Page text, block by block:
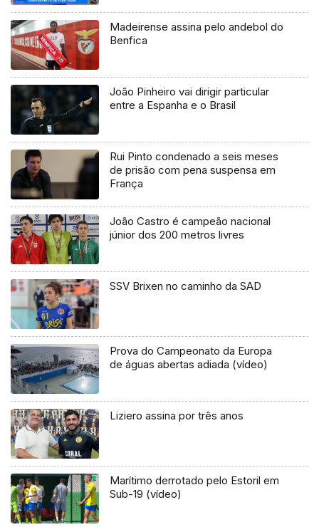
Madeirense assina pelo andebol do
Benfica
João Pinheiro vai dirigir particular
entre a Espanha e o Brasil
Rui Pinto condenado a seis meses
de prisão com pena suspensa em
França
João Castro é campeão nacional
júnior dos 200 metros livres
SSV Brixen no caminho da SAD
Prova do Campeonato da Europa
de águas abertas adiada (vídeo)
Liziero assina por três anos
Marítimo derrotado pelo Estoril em
Sub-19 (vídeo)